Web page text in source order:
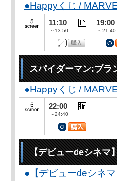
●Happyくじ /
11:10
～13:50
19:00
～21:40
スパイダーマン:ブラ
●Happyくじ /
22:00
～24:40
【デビューdeシネマ
●【デビューdeシネ